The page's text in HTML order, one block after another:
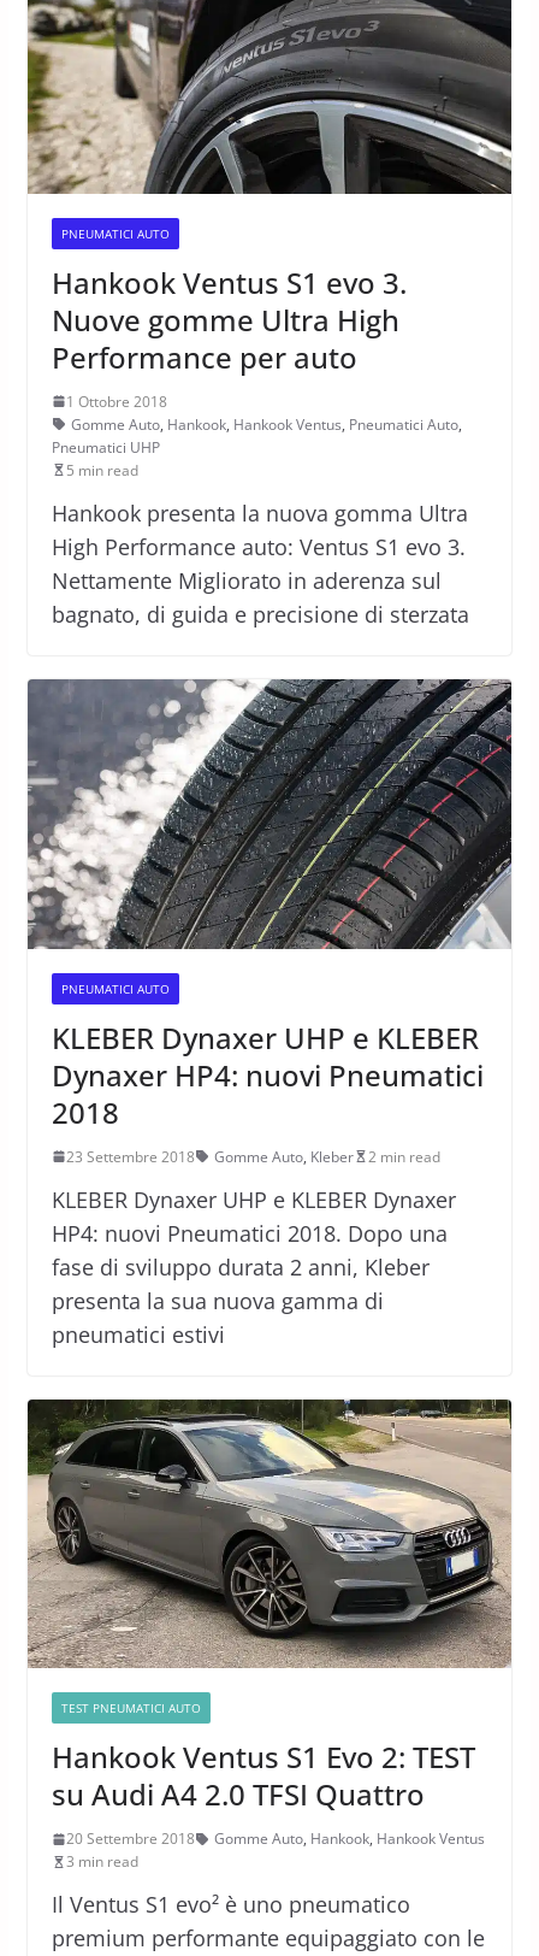
PNEUMATICI AUTO
Hankook Ventus S1 evo 3.
Nuove gomme Ultra High
Performance per auto
1 Ottobre 2018
Gomme Auto, Hankook, Hankook Ventus, Pneumatici Auto,
Pneumatici UHP
5 min read
Hankook presenta la nuova gomma Ultra
High Performance auto: Ventus S1 evo 3.
Nettamente Migliorato in aderenza sul
bagnato, di guida e precisione di sterzata
PNEUMATICI AUTO
KLEBER Dynaxer UHP e KLEBER
Dynaxer HP4: nuovi Pneumatici
2018
23 Settembre 2018 Gomme Auto, Kleber 2 min read
KLEBER Dynaxer UHP e KLEBER Dynaxer
HP4: nuovi Pneumatici 2018. Dopo una
fase di sviluppo durata 2 anni, Kleber
presenta la sua nuova gamma di
pneumatici estivi
TEST PNEUMATICI AUTO
Hankook Ventus S1 Evo 2: TEST
su Audi A4 2.0 TFSI Quattro
20 Settembre 2018 Gomme Auto, Hankook, Hankook Ventus
3 min read
Il Ventus S1 evo² è uno pneumatico
premium performante equipaggiato con le